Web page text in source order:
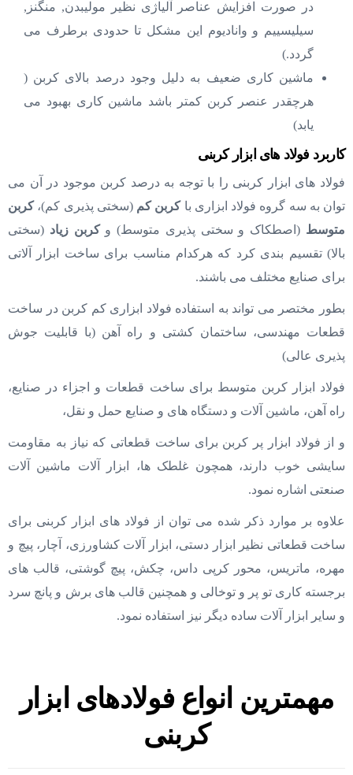
در صورت افزایش عناصر آلیاژی نظیر مولیبدن, منگنز,
سیلیسییم و وانادیوم این مشکل تا حدودی برطرف می
گردد.)
ماشین کاری ضعیف به دلیل وجود درصد بالای کربن (
هرچقدر عنصر کربن کمتر باشد ماشین کاری بهبود می
یابد)
کاربرد فولاد های ابزار کربنی
فولاد های ابزار کربنی را با توجه به درصد کربن موجود در آن می
توان به سه گروه فولاد ابزاری باکربن کم (سختی پذیری کم)،کربن
متوسط (اصطکاک و سختی پذیری متوسط) وکربن زیاد (سختی
بالا) تقسیم بندی کرد که هرکدام مناسب برای ساخت ابزار آلاتی
برای صنایع مختلف می باشند.
بطور مختصر می تواند به استفاده فولاد ابزاری کم کربن در ساخت
قطعات مهندسی، ساختمان کشتی و راه آهن (با قابلیت جوش
پذیری عالی)
فولاد ابزار کربن متوسط برای ساخت قطعات و اجزاء در صنایع،
راه آهن، ماشین آلات و دستگاه های و صنایع حمل و نقل،
و از فولاد ابزار پر کربن برای ساخت قطعاتی که نیاز به مقاومت
سایشی خوب دارند، همچون غلطک ها، ابزار آلات ماشین آلات
صنعتی اشاره نمود.
علاوه بر موارد ذکر شده می توان از فولاد های ابزار کربنی برای
ساخت قطعاتی نظیر ابزار دستی، ابزار آلات کشاورزی، آچار، پیچ و
مهره، ماتریس، محور کرپی داس، چکش، پیچ گوشتی، قالب های
برجسته کاری تو پر و توخالی و همچنین قالب های برش و پانچ سرد
و سایر ابزار آلات ساده دیگر نیز استفاده نمود.
مهمترین انواع فولادهای ابزار
کربنی